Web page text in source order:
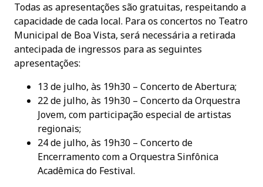
Todas as apresentações são gratuitas, respeitando a
capacidade de cada local. Para os concertos no Teatro
Municipal de Boa Vista, será necessária a retirada
antecipada de ingressos para as seguintes
apresentações:
13 de julho, às 19h30 – Concerto de Abertura;
22 de julho, às 19h30 – Concerto da Orquestra
Jovem, com participação especial de artistas
regionais;
24 de julho, às 19h30 – Concerto de
Encerramento com a Orquestra Sinfônica
Acadêmica do Festival.